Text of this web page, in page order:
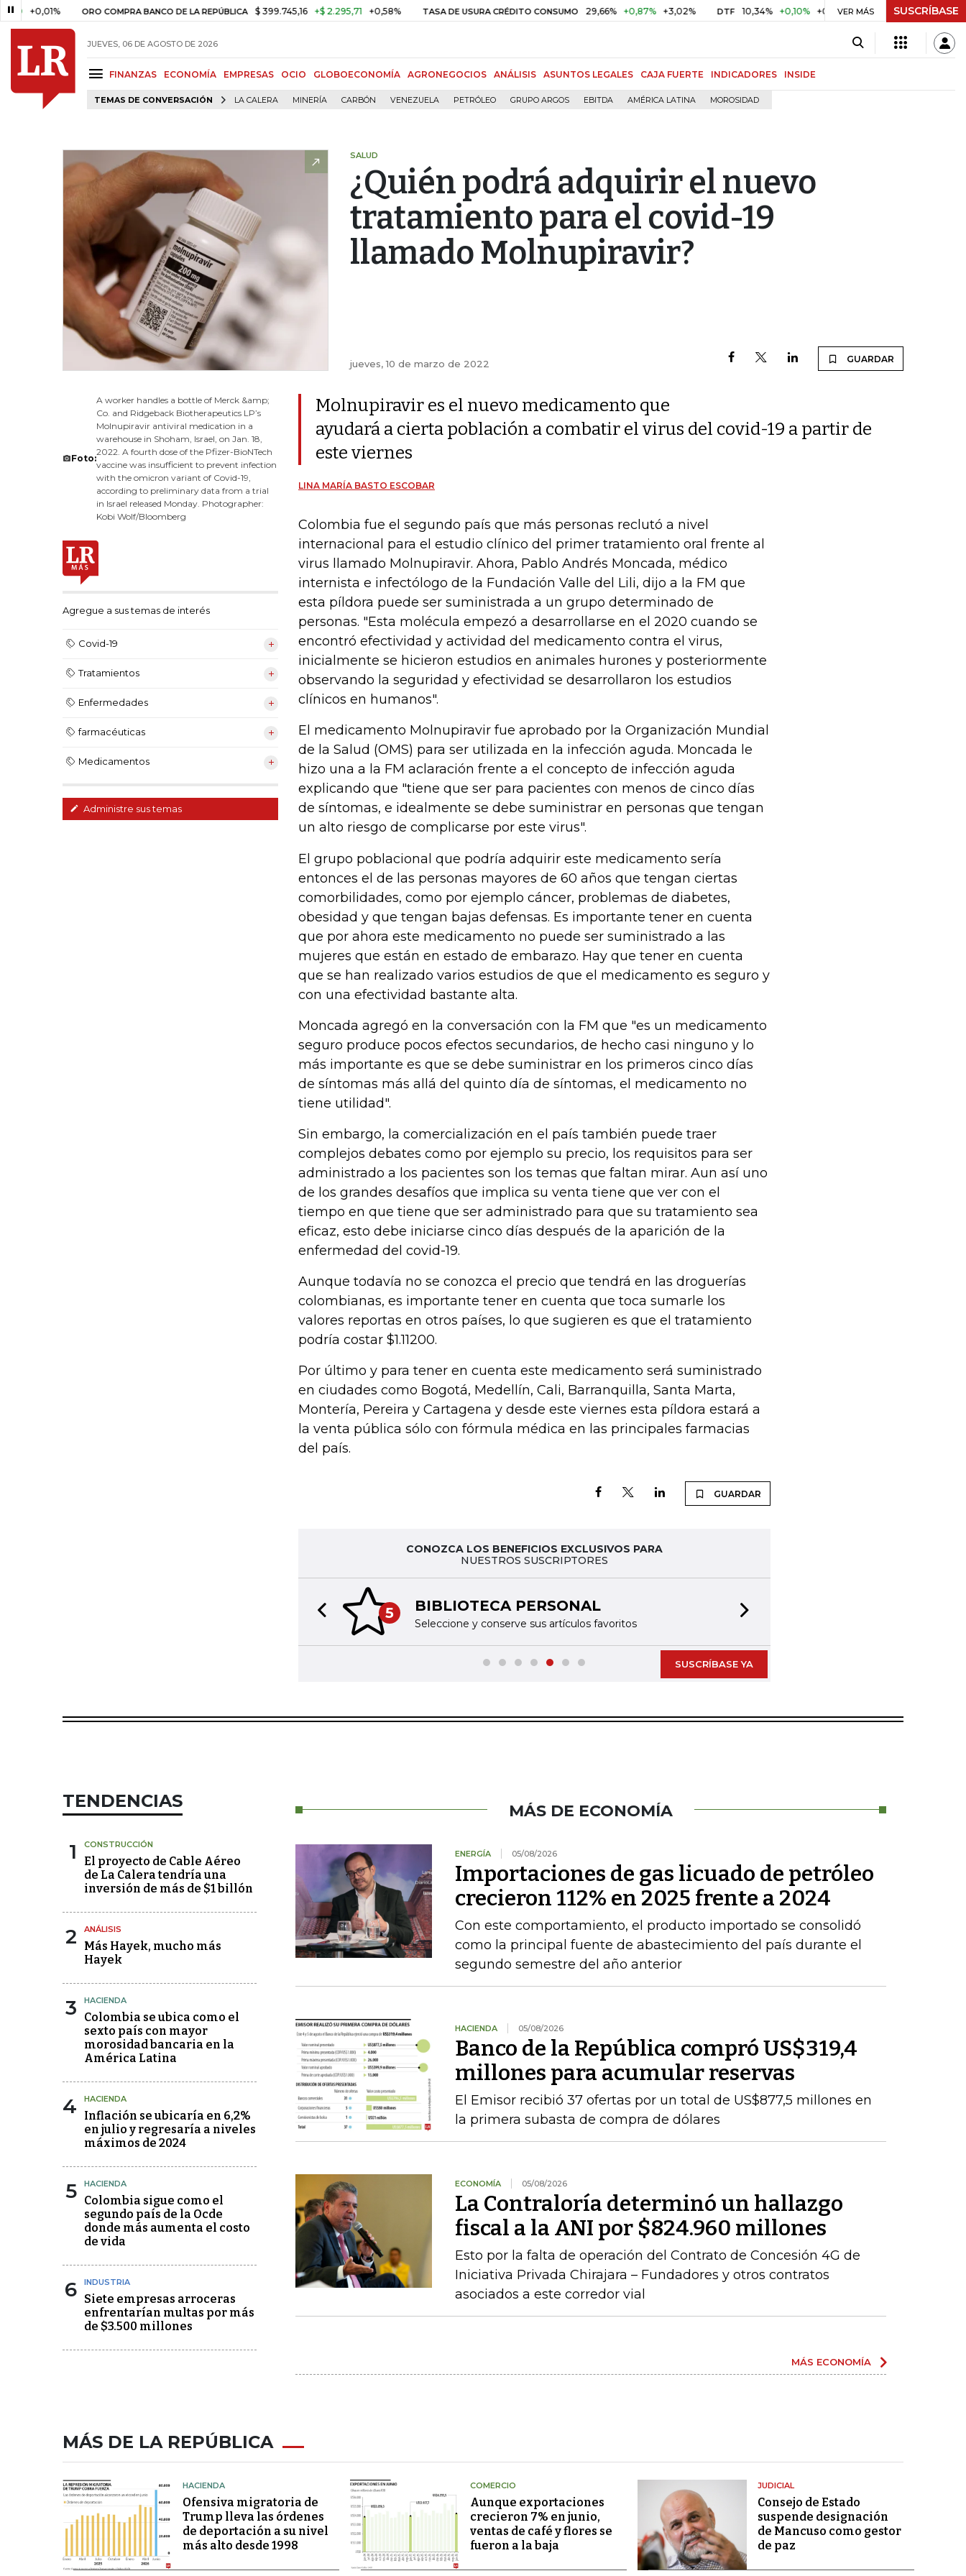
ORO COMPRA BANCO DE LA REPÚBLICA $ 399.745,16 +$ 2.295,71 +0,58% TASA DE USURA CRÉDITO CONSUMO 29,66% +0,87% +3,02% DTF 10,34% +0,10% +0,98% UVR $ 416,86 +$ 0,05
VER MÁS SUSCRÍBASE
JUEVES, 06 DE AGOSTO DE 2026
FINANZAS ECONOMÍA EMPRESAS OCIO GLOBOECONOMÍA AGRONEGOCIOS ANÁLISIS ASUNTOS LEGALES CAJA FUERTE INDICADORES INSIDE
TEMAS DE CONVERSACIÓN LA CALERA MINERÍA CARBÓN VENEZUELA PETRÓLEO GRUPO ARGOS EBITDA AMÉRICA LATINA MOROSIDAD
SALUD
¿Quién podrá adquirir el nuevo
tratamiento para el covid-19
llamado Molnupiravir?
jueves, 10 de marzo de 2022 GUARDAR
Foto:
A worker handles a bottle of Merck &amp;
Co. and Ridgeback Biotherapeutics LP’s
Molnupiravir antiviral medication in a
warehouse in Shoham, Israel, on Jan. 18,
2022. A fourth dose of the Pfizer-BioNTech
vaccine was insufficient to prevent infection
with the omicron variant of Covid-19,
according to preliminary data from a trial
in Israel released Monday. Photographer:
Kobi Wolf/Bloomberg
Agregue a sus temas de interés
Covid-19
Tratamientos
Enfermedades
farmacéuticas
Medicamentos
Administre sus temas
Molnupiravir es el nuevo medicamento que
ayudará a cierta población a combatir el virus del covid-19 a partir de
este viernes
LINA MARÍA BASTO ESCOBAR
Colombia fue el segundo país que más personas reclutó a nivel
internacional para el estudio clínico del primer tratamiento oral frente al
virus llamado Molnupiravir. Ahora, Pablo Andrés Moncada, médico
internista e infectólogo de la Fundación Valle del Lili, dijo a la FM que
esta píldora puede ser suministrada a un grupo determinado de
personas. "Esta molécula empezó a desarrollarse en el 2020 cuando se
encontró efectividad y actividad del medicamento contra el virus,
inicialmente se hicieron estudios en animales hurones y posteriormente
observando la seguridad y efectividad se desarrollaron los estudios
clínicos en humanos".
El medicamento Molnupiravir fue aprobado por la Organización Mundial
de la Salud (OMS) para ser utilizada en la infección aguda. Moncada le
hizo una a la FM aclaración frente a el concepto de infección aguda
explicando que "tiene que ser para pacientes con menos de cinco días
de síntomas, e idealmente se debe suministrar en personas que tengan
un alto riesgo de complicarse por este virus".
El grupo poblacional que podría adquirir este medicamento sería
entonces el de las personas mayores de 60 años que tengan ciertas
comorbilidades, como por ejemplo cáncer, problemas de diabetes,
obesidad y que tengan bajas defensas. Es importante tener en cuenta
que por ahora este medicamento no puede ser suministrado a las
mujeres que están en estado de embarazo. Hay que tener en cuenta
que se han realizado varios estudios de que el medicamento es seguro y
con una efectividad bastante alta.
Moncada agregó en la conversación con la FM que "es un medicamento
seguro produce pocos efectos secundarios, de hecho casi ninguno y lo
más importante es que se debe suministrar en los primeros cinco días
de síntomas más allá del quinto día de síntomas, el medicamento no
tiene utilidad".
Sin embargo, la comercialización en el país también puede traer
complejos debates como por ejemplo su precio, los requisitos para ser
administrado a los pacientes son los temas que faltan mirar. Aun así uno
de los grandes desafíos que implica su venta tiene que ver con el
tiempo en que tiene que ser administrado para que su tratamiento sea
eficaz, esto debe iniciarse cinco días después de la aparición de la
enfermedad del covid-19.
Aunque todavía no se conozca el precio que tendrá en las droguerías
colombianas, es importante tener en cuenta que toca sumarle los
valores reportas en otros países, lo que sugieren es que el tratamiento
podría costar $1.11200.
Por último y para tener en cuenta este medicamento será suministrado
en ciudades como Bogotá, Medellín, Cali, Barranquilla, Santa Marta,
Montería, Pereira y Cartagena y desde este viernes esta píldora estará a
la venta pública sólo con fórmula médica en las principales farmacias
del país.
GUARDAR
CONOZCA LOS BENEFICIOS EXCLUSIVOS PARA
NUESTROS SUSCRIPTORES
5 BIBLIOTECA PERSONAL
Seleccione y conserve sus artículos favoritos
Previous slide
SUSCRÍBASE YA
TENDENCIAS
1 CONSTRUCCIÓN
El proyecto de Cable Aéreo
de La Calera tendría una
inversión de más de $1 billón
2 ANÁLISIS
Más Hayek, mucho más
Hayek
3 HACIENDA
Colombia se ubica como el
sexto país con mayor
morosidad bancaria en la
América Latina
4 HACIENDA
Inflación se ubicaría en 6,2%
en julio y regresaría a niveles
máximos de 2024
5 HACIENDA
Colombia sigue como el
segundo país de la Ocde
donde más aumenta el costo
de vida
6 INDUSTRIA
Siete empresas arroceras
enfrentarían multas por más
de $3.500 millones
MÁS DE ECONOMÍA
ENERGÍA 05/08/2026
Importaciones de gas licuado de petróleo
crecieron 112% en 2025 frente a 2024
Con este comportamiento, el producto importado se consolidó
como la principal fuente de abastecimiento del país durante el
segundo semestre del año anterior
HACIENDA 05/08/2026
Banco de la República compró US$319,4
millones para acumular reservas
El Emisor recibió 37 ofertas por un total de US$877,5 millones en
la primera subasta de compra de dólares
ECONOMÍA 05/08/2026
La Contraloría determinó un hallazgo
fiscal a la ANI por $824.960 millones
Esto por la falta de operación del Contrato de Concesión 4G de
Iniciativa Privada Chirajara – Fundadores y otros contratos
asociados a este corredor vial
MÁS ECONOMÍA
MÁS DE LA REPÚBLICA
HACIENDA
Ofensiva migratoria de
Trump lleva las órdenes
de deportación a su nivel
más alto desde 1998
COMERCIO
Aunque exportaciones
crecieron 7% en junio,
ventas de café y flores se
fueron a la baja
JUDICIAL
Consejo de Estado
suspende designación
de Mancuso como gestor
de paz